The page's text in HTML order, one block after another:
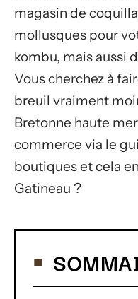
magasin de
mollusques pour
kombu, mais aussi
Vous cherchez à
breuil vraiment
Bretonne haute
commerce via le
boutiques et cela
Gatineau ?